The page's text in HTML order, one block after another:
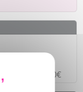
à partir de 30€